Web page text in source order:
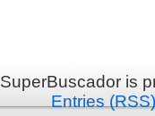
SuperBuscador is
Entries (RSS)